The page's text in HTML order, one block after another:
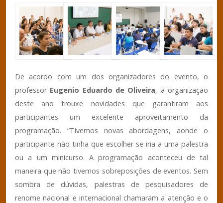
De acordo com um dos organizadores do evento, o
professor Eugenio Eduardo de Oliveira, a organização
deste ano trouxe novidades que garantiram aos
participantes um excelente aproveitamento da
programação. “Tivemos novas abordagens, aonde o
participante não tinha que escolher se iria a uma palestra
ou a um minicurso. A programação aconteceu de tal
maneira que não tivemos sobreposições de eventos. Sem
sombra de dúvidas, palestras de pesquisadores de
renome nacional e internacional chamaram a atenção e o